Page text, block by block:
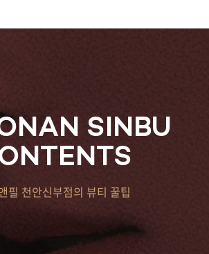
SINBU
필 천안신부점의 뷰티 꿀팁